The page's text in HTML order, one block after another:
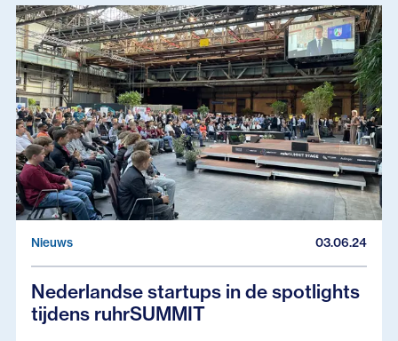
Nieuws 03.06.24
Nederlandse startups in de spotlights
tijdens ruhrSUMMIT